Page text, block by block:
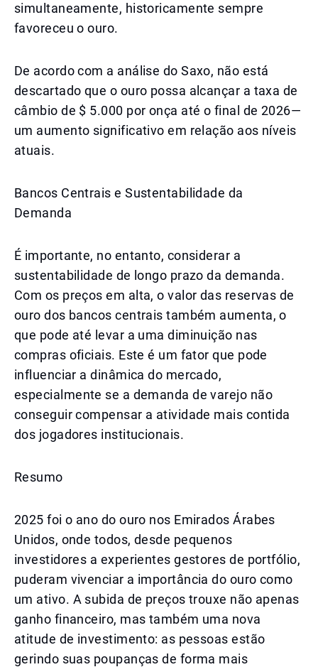
simultaneamente, historicamente sempre
favoreceu o ouro.
De acordo com a análise do Saxo, não está
descartado que o ouro possa alcançar a taxa de
câmbio de $ 5.000 por onça até o final de 2026—
um aumento significativo em relação aos níveis
atuais.
Bancos Centrais e Sustentabilidade da
Demanda
É importante, no entanto, considerar a
sustentabilidade de longo prazo da demanda.
Com os preços em alta, o valor das reservas de
ouro dos bancos centrais também aumenta, o
que pode até levar a uma diminuição nas
compras oficiais. Este é um fator que pode
influenciar a dinâmica do mercado,
especialmente se a demanda de varejo não
conseguir compensar a atividade mais contida
dos jogadores institucionais.
Resumo
2025 foi o ano do ouro nos Emirados Árabes
Unidos, onde todos, desde pequenos
investidores a experientes gestores de portfólio,
puderam vivenciar a importância do ouro como
um ativo. A subida de preços trouxe não apenas
ganho financeiro, mas também uma nova
atitude de investimento: as pessoas estão
gerindo suas poupanças de forma mais